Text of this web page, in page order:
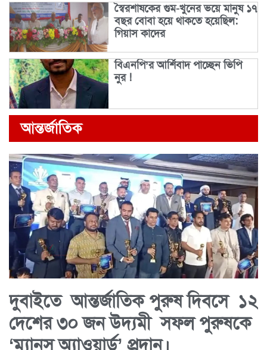
স্বৈরশাষকের গুম-খুনের ভয়ে মানুষ ১৭
বছর বোবা হয়ে থাকতে হয়েছিল:
গিয়াস কাদের
বিএনপি’র আর্শিবাদ পাচ্ছেন ভিপি
নুর !
আন্তর্জাতিক
দুবাইতে আন্তর্জাতিক পুরুষ দিবসে ১২
দেশের ৩০ জন উদ্যমী সফল পুরুষকে
‘ম্যানস অ্যাওয়ার্ড’ প্রদান।